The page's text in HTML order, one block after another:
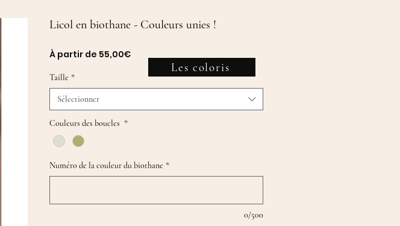
Licol en biothane - Couleurs unies !
À partir de 55,00€Prix
promotionnel
Taille *
Sélectionner
Couleurs des boucles *
Numéro de la couleur du biothane *
0/500
Les coloris